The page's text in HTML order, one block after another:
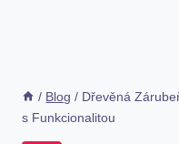
/ Blog / Dřevěná
s Funkcionalitou